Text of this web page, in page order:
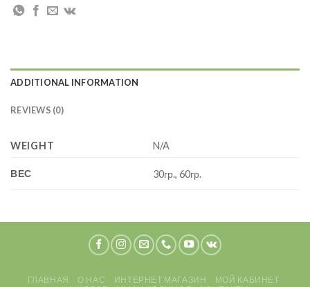
ADDITIONAL INFORMATION
REVIEWS (0)
WEIGHT N/A
ВЕС 30гр., 60гр.
ГЛАВНАЯ О НАС ИНТЕРНЕТ МАГАЗИН
МОЙ КАБИНЕТ